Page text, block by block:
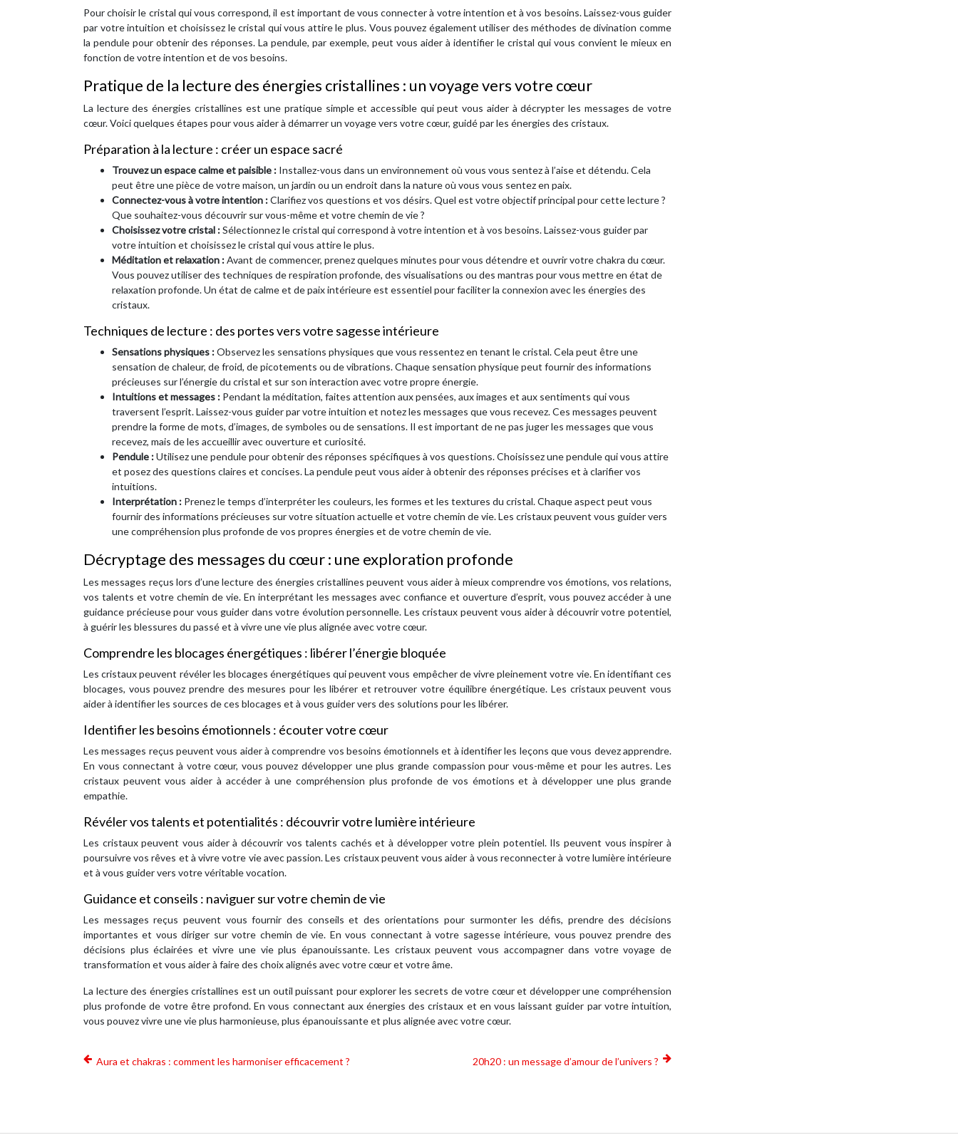
Pour choisir le cristal qui vous correspond, il est important de vous connecter à votre intention et à vos besoins. Laissez-vous guider
par votre intuition et choisissez le cristal qui vous attire le plus. Vous pouvez également utiliser des méthodes de divination comme
la pendule pour obtenir des réponses. La pendule, par exemple, peut vous aider à identifier le cristal qui vous convient le mieux en
fonction de votre intention et de vos besoins.
Pratique de la lecture des énergies cristallines : un voyage vers votre cœur
La lecture des énergies cristallines est une pratique simple et accessible qui peut vous aider à décrypter les messages de votre
cœur. Voici quelques étapes pour vous aider à démarrer un voyage vers votre cœur, guidé par les énergies des cristaux.
Préparation à la lecture : créer un espace sacré
Trouvez un espace calme et paisible : Installez-vous dans un environnement où vous vous sentez à l’aise et détendu. Cela
peut être une pièce de votre maison, un jardin ou un endroit dans la nature où vous vous sentez en paix.
Connectez-vous à votre intention :Clarifiez vos questions et vos désirs. Quel est votre objectif principal pour cette lecture ?
Que souhaitez-vous découvrir sur vous-même et votre chemin de vie ?
Choisissez votre cristal :Sélectionnez le cristal qui correspond à votre intention et à vos besoins. Laissez-vous guider par
votre intuition et choisissez le cristal qui vous attire le plus.
Méditation et relaxation :Avant de commencer, prenez quelques minutes pour vous détendre et ouvrir votre chakra du cœur.
Vous pouvez utiliser des techniques de respiration profonde, des visualisations ou des mantras pour vous mettre en état de
relaxation profonde. Un état de calme et de paix intérieure est essentiel pour faciliter la connexion avec les énergies des
cristaux.
Techniques de lecture : des portes vers votre sagesse intérieure
Sensations physiques :Observez les sensations physiques que vous ressentez en tenant le cristal. Cela peut être une
sensation de chaleur, de froid, de picotements ou de vibrations. Chaque sensation physique peut fournir des informations
précieuses sur l’énergie du cristal et sur son interaction avec votre propre énergie.
Intuitions et messages : Pendant la méditation, faites attention aux pensées, aux images et aux sentiments qui vous
traversent l’esprit. Laissez-vous guider par votre intuition et notez les messages que vous recevez. Ces messages peuvent
prendre la forme de mots, d’images, de symboles ou de sensations. Il est important de ne pas juger les messages que vous
recevez, mais de les accueillir avec ouverture et curiosité.
Pendule :Utilisez une pendule pour obtenir des réponses spécifiques à vos questions. Choisissez une pendule qui vous attire
et posez des questions claires et concises. La pendule peut vous aider à obtenir des réponses précises et à clarifier vos
intuitions.
Interprétation : Prenez le temps d’interpréter les couleurs, les formes et les textures du cristal. Chaque aspect peut vous
fournir des informations précieuses sur votre situation actuelle et votre chemin de vie. Les cristaux peuvent vous guider vers
une compréhension plus profonde de vos propres énergies et de votre chemin de vie.
Décryptage des messages du cœur : une exploration profonde
Les messages reçus lors d’une lecture des énergies cristallines peuvent vous aider à mieux comprendre vos émotions, vos relations,
vos talents et votre chemin de vie. En interprétant les messages avec confiance et ouverture d’esprit, vous pouvez accéder à une
guidance précieuse pour vous guider dans votre évolution personnelle. Les cristaux peuvent vous aider à découvrir votre potentiel,
à guérir les blessures du passé et à vivre une vie plus alignée avec votre cœur.
Comprendre les blocages énergétiques : libérer l’énergie bloquée
Les cristaux peuvent révéler les blocages énergétiques qui peuvent vous empêcher de vivre pleinement votre vie. En identifiant ces
blocages, vous pouvez prendre des mesures pour les libérer et retrouver votre équilibre énergétique. Les cristaux peuvent vous
aider à identifier les sources de ces blocages et à vous guider vers des solutions pour les libérer.
Identifier les besoins émotionnels : écouter votre cœur
Les messages reçus peuvent vous aider à comprendre vos besoins émotionnels et à identifier les leçons que vous devez apprendre.
En vous connectant à votre cœur, vous pouvez développer une plus grande compassion pour vous-même et pour les autres. Les
cristaux peuvent vous aider à accéder à une compréhension plus profonde de vos émotions et à développer une plus grande
empathie.
Révéler vos talents et potentialités : découvrir votre lumière intérieure
Les cristaux peuvent vous aider à découvrir vos talents cachés et à développer votre plein potentiel. Ils peuvent vous inspirer à
poursuivre vos rêves et à vivre votre vie avec passion. Les cristaux peuvent vous aider à vous reconnecter à votre lumière intérieure
et à vous guider vers votre véritable vocation.
Guidance et conseils : naviguer sur votre chemin de vie
Les messages reçus peuvent vous fournir des conseils et des orientations pour surmonter les défis, prendre des décisions
importantes et vous diriger sur votre chemin de vie. En vous connectant à votre sagesse intérieure, vous pouvez prendre des
décisions plus éclairées et vivre une vie plus épanouissante. Les cristaux peuvent vous accompagner dans votre voyage de
transformation et vous aider à faire des choix alignés avec votre cœur et votre âme.
La lecture des énergies cristallines est un outil puissant pour explorer les secrets de votre cœur et développer une compréhension
plus profonde de votre être profond. En vous connectant aux énergies des cristaux et en vous laissant guider par votre intuition,
vous pouvez vivre une vie plus harmonieuse, plus épanouissante et plus alignée avec votre cœur.
Aura et chakras : comment les harmoniser efficacement ? 20h20 : un message d’amour de l’univers ?